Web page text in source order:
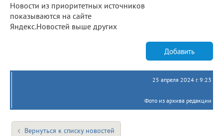
Новости из приоритетных источников
показываются на сайте
Яндекс.Новостей выше других
Добавить
25 апреля 2024 г. 9:23
Фото из архива редакции
Вернуться к списку новостей